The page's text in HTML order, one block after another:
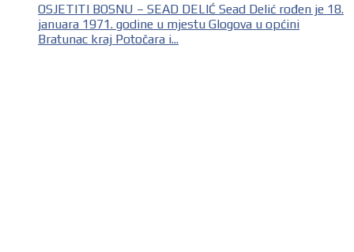
OSJETITI BOSNU – SEAD DELIĆ Sead Delić rođen je 18.
januara 1971. godine u mjestu Glogova u općini
Bratunac kraj Potočara i...